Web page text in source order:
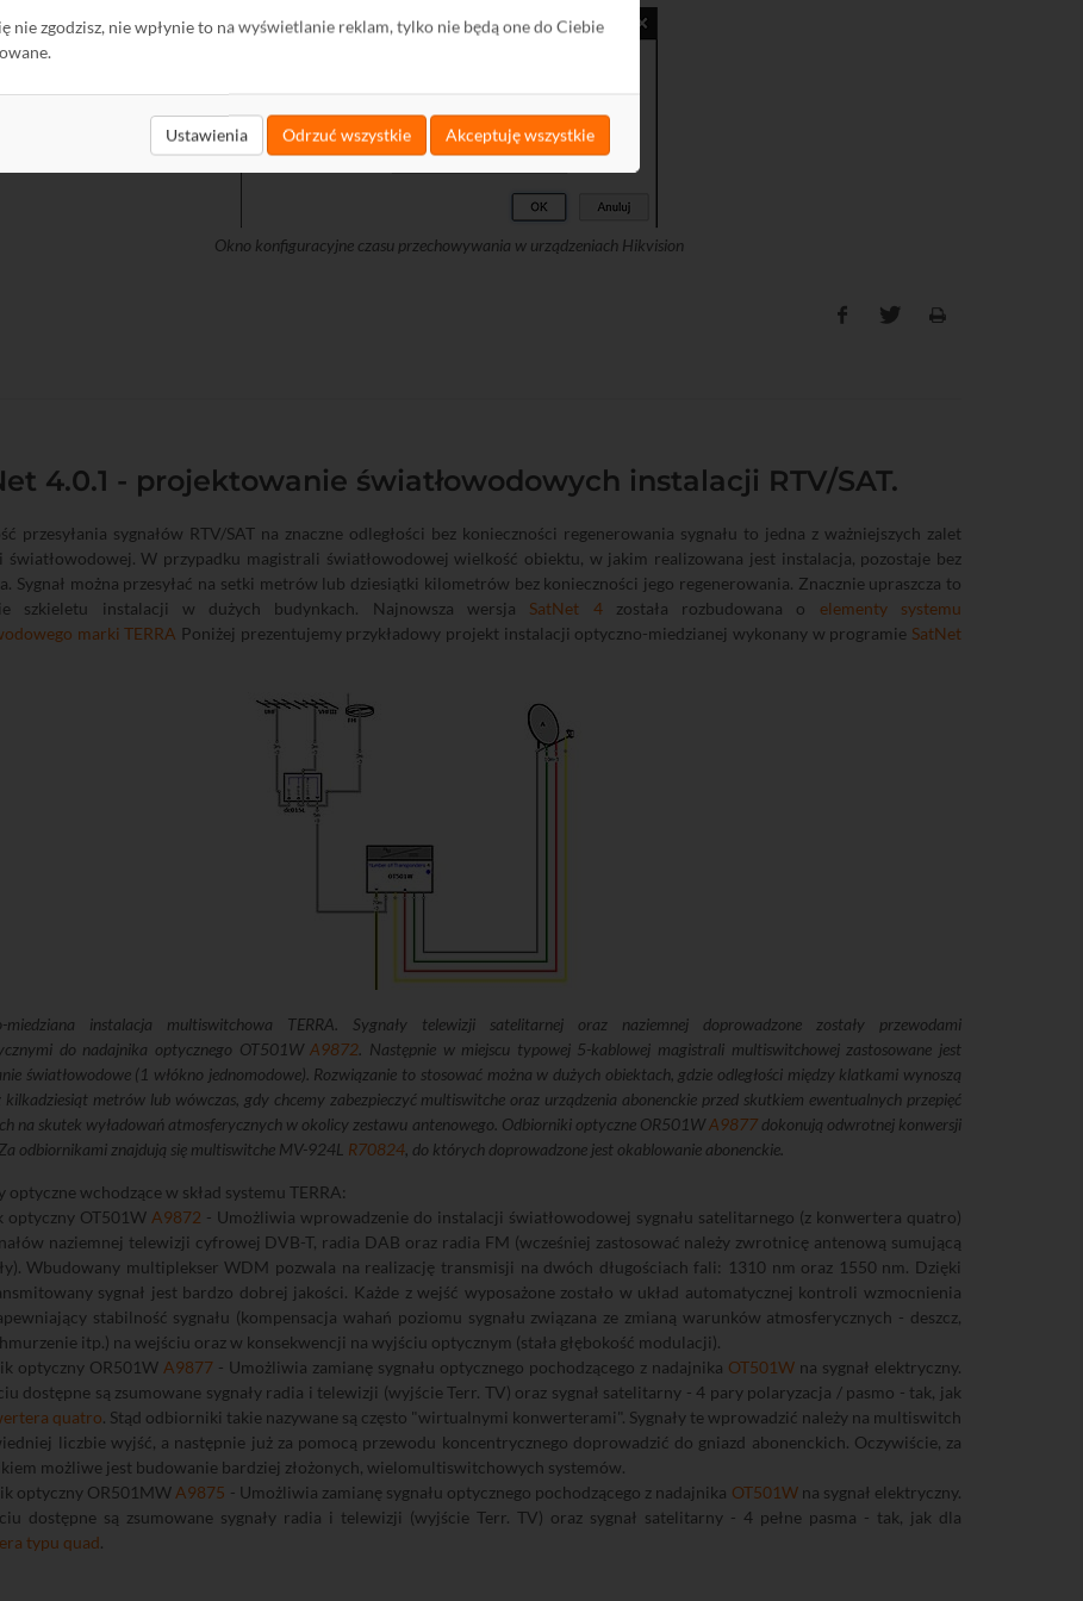
nie zgodzisz, nie wpłynie to na wyświetlanie reklam, tylko nie będą one do Ciebie
Ustawienia Odrzuć wszystkie Akceptuję wszystkie
Okno konfiguracyjne czasu przechowywania w urządzeniach Hikvision
4.0.1 - projektowanie światłowodowych instalacji RTV/SAT.
przesyłania sygnałów RTV/SAT na znaczne odległości bez konieczności regenerowania sygnału to jedna z ważniejszych zalet
światłowodowej. W przypadku magistrali światłowodowej wielkość obiektu, w jakim realizowana jest instalacja, pozostaje bez
Sygnał można przesyłać na setki metrów lub dziesiątki kilometrów bez konieczności jego regenerowania. Znacznie upraszcza to
szkieletu instalacji w dużych budynkach. Najnowsza wersja SatNet 4została rozbudowana o elementy systemu
marki TERRA Poniżej prezentujemy przykładowy projekt instalacji optyczno-miedzianej wykonany w programie SatNet
miedziana instalacja multiswitchowa TERRA. Sygnały telewizji satelitarnej oraz naziemnej doprowadzone zostały przewodami
do nadajnika optycznego OT501WA9872. Następnie w miejscu typowej 5-kablowej magistrali multiswitchowej zastosowane jest
światłowodowe (1 włókno jednomodowe). Rozwiązanie to stosować można w dużych obiektach, gdzie odległości między klatkami wynoszą
kilkadziesiąt metrów lub wówczas, gdy chcemy zabezpieczyć multiswitche oraz urządzenia abonenckie przed skutkiem ewentualnych przepięć
na skutek wyładowań atmosferycznych w okolicy zestawu antenowego. Odbiorniki optyczne OR501WA9877dokonują odwrotnej konwersji
odbiornikami znajdują się multiswitche MV-924L R70824, do których doprowadzone jest okablowanie abonenckie.
optyczne wchodzące w skład systemu TERRA:
optyczny OT501W A9872 - Umożliwia wprowadzenie do instalacji światłowodowej sygnału satelitarnego (z konwertera quatro)
naziemnej telewizji cyfrowej DVB-T, radia DAB oraz radia FM (wcześniej zastosować należy zwrotnicę antenową sumującą
Wbudowany multiplekser WDM pozwala na realizację transmisji na dwóch długościach fali: 1310 nm oraz 1550 nm. Dzięki
sygnał jest bardzo dobrej jakości. Każde z wejść wyposażone zostało w układ automatycznej kontroli wzmocnienia
stabilność sygnału (kompensacja wahań poziomu sygnału związana ze zmianą warunków atmosferycznych - deszcz,
itp.) na wejściu oraz w konsekwencji na wyjściu optycznym (stała głębokość modulacji).
optyczny OR501W A9877 - Umożliwia zamianę sygnału optycznego pochodzącego z nadajnika OT501W na sygnał elektryczny.
dostępne są zsumowane sygnały radia i telewizji (wyjście Terr. TV) oraz sygnał satelitarny - 4 pary polaryzacja / pasmo - tak, jak
quatro. Stąd odbiorniki takie nazywane są często "wirtualnymi konwerterami". Sygnały te wprowadzić należy na multiswitch
liczbie wyjść, a następnie już za pomocą przewodu koncentrycznego doprowadzić do gniazd abonenckich. Oczywiście, za
możliwe jest budowanie bardziej złożonych, wielomultiswitchowych systemów.
optyczny OR501MW A9875 - Umożliwia zamianę sygnału optycznego pochodzącego z nadajnika OT501Wna sygnał elektryczny.
dostępne są zsumowane sygnały radia i telewizji (wyjście Terr. TV) oraz sygnał satelitarny - 4 pełne pasma - tak, jak dla
typu quad.